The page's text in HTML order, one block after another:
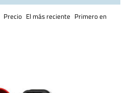
Precio El más reciente Primero en